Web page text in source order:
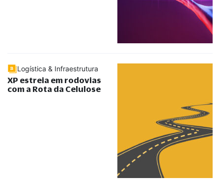
Logística & Infraestrutura
XP estreia em rodovias
com a Rota da Celulose